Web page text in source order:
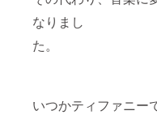
なりまし
た
いつかティファニー